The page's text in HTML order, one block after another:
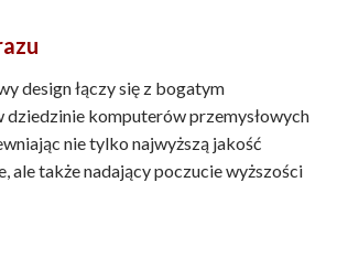
design łączy się z bogatym
dziedzinie komputerów przemysłowych
nie tylko najwyższą jakość
ale także nadający poczucie wyższości